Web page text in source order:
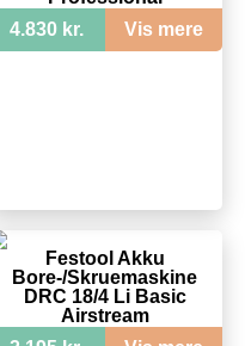
4.830 kr.
Vis mere
Festool Akku
Bore-/Skruemaskine
DRC 18/4 Li Basic
Airstream